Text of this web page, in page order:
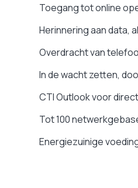
Toegang tot online
Herinnering aan data,
Overdracht van
In de wacht zetten,
CTI Outlook voor
Tot 100
Energiezuinige